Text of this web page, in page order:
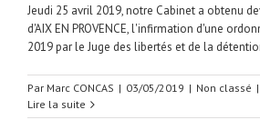
Jeudi 25 avril 2019, notre Cabinet a obtenu
d'AIX EN PROVENCE, l'infirmation d'une
2019 par le Juge des libertés et de la
Par Marc CONCAS | 03/05/2019 | Non classé |
Lire la suite